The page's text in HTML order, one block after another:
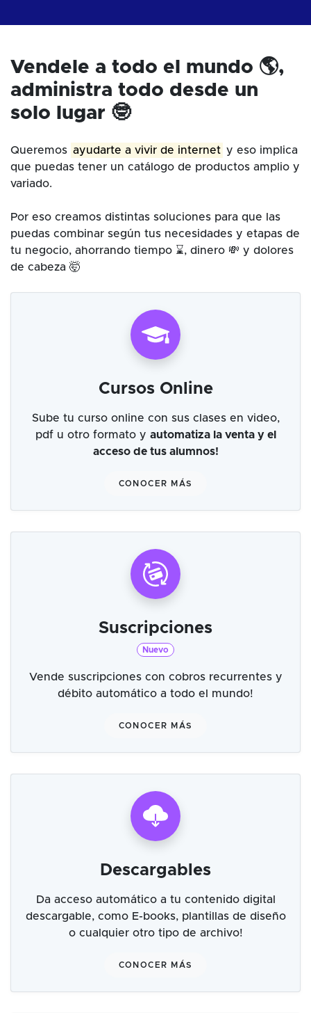
Vendele a todo el mundo 🌎,
administra todo desde un
solo lugar 🤓
Queremos ayudarte a vivir de internet y eso implica
que puedas tener un catálogo de productos amplio y
variado.
Por eso creamos distintas soluciones para que las
puedas combinar según tus necesidades y etapas de
tu negocio, ahorrando tiempo ⌛, dinero 💸 y dolores
de cabeza 🤯
Cursos Online
Sube tu curso online con sus clases en video,
pdf u otro formato y automatiza la venta y el
acceso de tus alumnos!
CONOCER MÁS
Suscripciones
Nuevo
Vende suscripciones con cobros recurrentes y
débito automático a todo el mundo!
CONOCER MÁS
Descargables
Da acceso automático a tu contenido digital
descargable, como E-books, plantillas de diseño
o cualquier otro tipo de archivo!
CONOCER MÁS